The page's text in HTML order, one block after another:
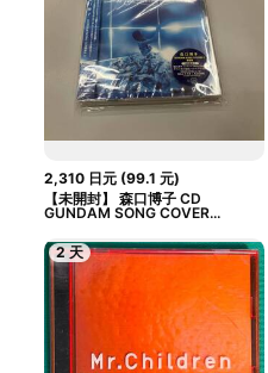
2,310 日元(99.1 元)
【未開封】 森口博子 CD
GUNDAM SONG COVER...
2 天